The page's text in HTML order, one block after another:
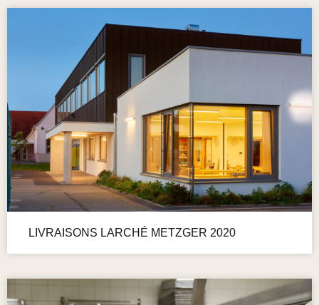
LIVRAISONS LARCHÉ METZGER 2020